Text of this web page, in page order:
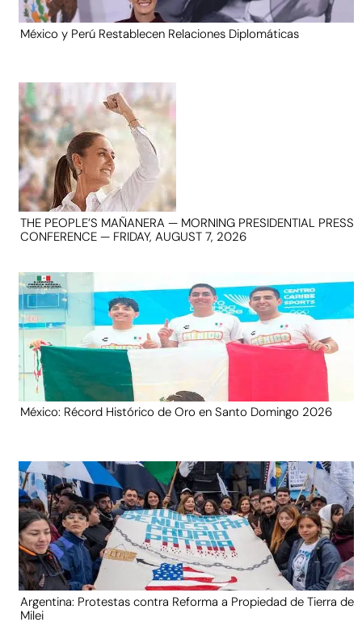
México y Perú Restablecen Relaciones Diplomáticas
THE PEOPLE’S MAÑANERA — MORNING PRESIDENTIAL PRESS
CONFERENCE — FRIDAY, AUGUST 7, 2026
México: Récord Histórico de Oro en Santo Domingo 2026
Argentina: Protestas contra Reforma a Propiedad de Tierra de
Milei